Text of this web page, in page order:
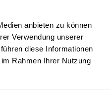
anbieten zu können
Verwendung unserer
diese Informationen
Rahmen Ihrer Nutzung
Helinox